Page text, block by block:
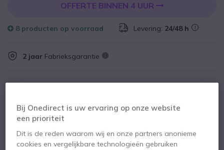
OFFERTE BINNEN 4 UUR
8 producten op voorraad Levering: 24/48 h
2 jaar Fabrieksgarantie
Belangrijkste kenmerken
Professionele walkie talkie met licentie
Bij Onedirect is uw ervaring op onze website
een prioriteit
Dit is de reden waarom wij en onze partners anonieme
cookies en vergelijkbare technologieën gebruiken